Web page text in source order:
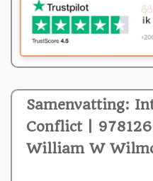
Samenvatting:
Conflict |
William W